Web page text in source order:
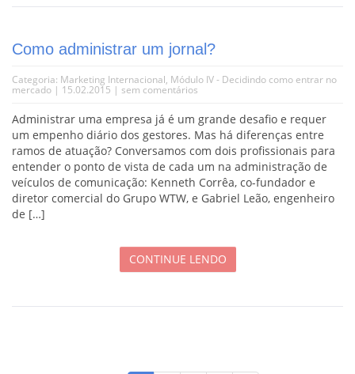
Como administrar um jornal?
Categoria: Marketing Internacional, Módulo IV - Decidindo como entrar no
mercado | 15.02.2015 | sem comentários
Administrar uma empresa já é um grande desafio e requer
um empenho diário dos gestores. Mas há diferenças entre
ramos de atuação? Conversamos com dois profissionais para
entender o ponto de vista de cada um na administração de
veículos de comunicação: Kenneth Corrêa, co-fundador e
diretor comercial do Grupo WTW, e Gabriel Leão, engenheiro
de […]
CONTINUE LENDO